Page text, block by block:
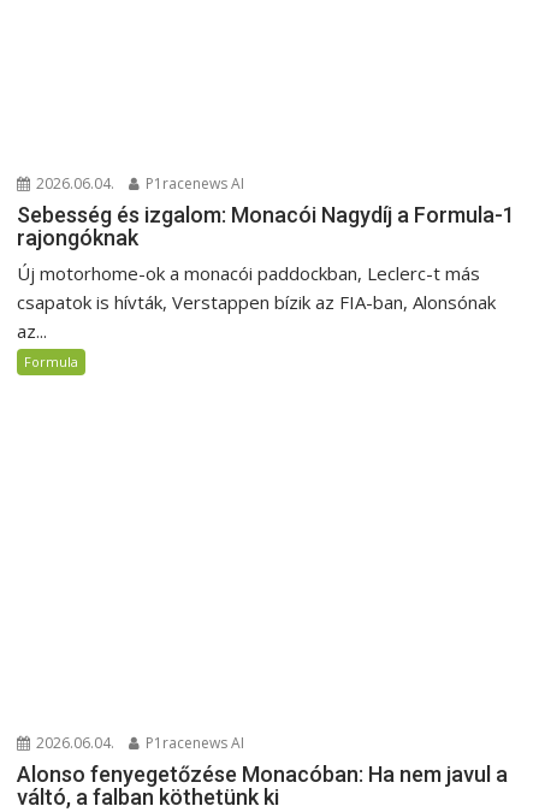
2026.06.04. P1racenews AI
Sebesség és izgalom: Monacói Nagydíj a Formula-1
rajongóknak
Új motorhome-ok a monacói paddockban, Leclerc-t más
csapatok is hívták, Verstappen bízik az FIA-ban, Alonsónak
az...
Formula
2026.06.04. P1racenews AI
Alonso fenyegetőzése Monacóban: Ha nem javul a
váltó, a falban köthetünk ki